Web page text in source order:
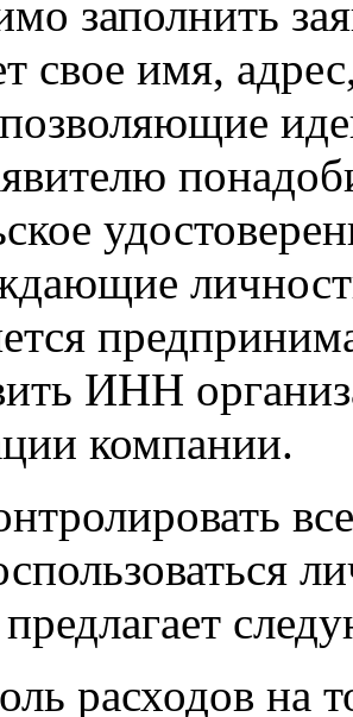
заполнить
свое имя,
ИНН
компании.
расходов на